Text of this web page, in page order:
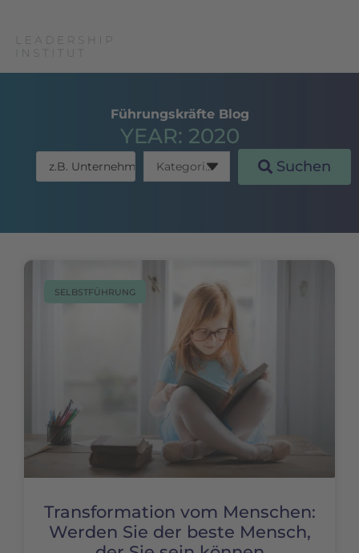
Führungskräfte Blog
YEAR: 2020
Suchen
SELBSTFÜHRUNG
Transformation vom Menschen:
Werden Sie der beste Mensch,